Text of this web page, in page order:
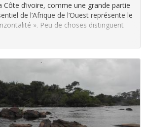
Côte d’ivoire, comme une grande partie
de l’Afrique de l’Ouest représente le
». Peu de choses distinguent
paysages de la plateforme ouest